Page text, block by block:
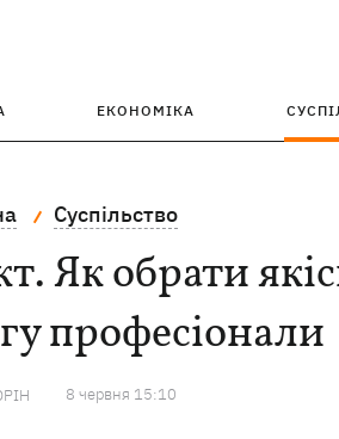
ЕКОНОМІКА
Суспільство
Як обрати
професіонали
8 червня 15:10